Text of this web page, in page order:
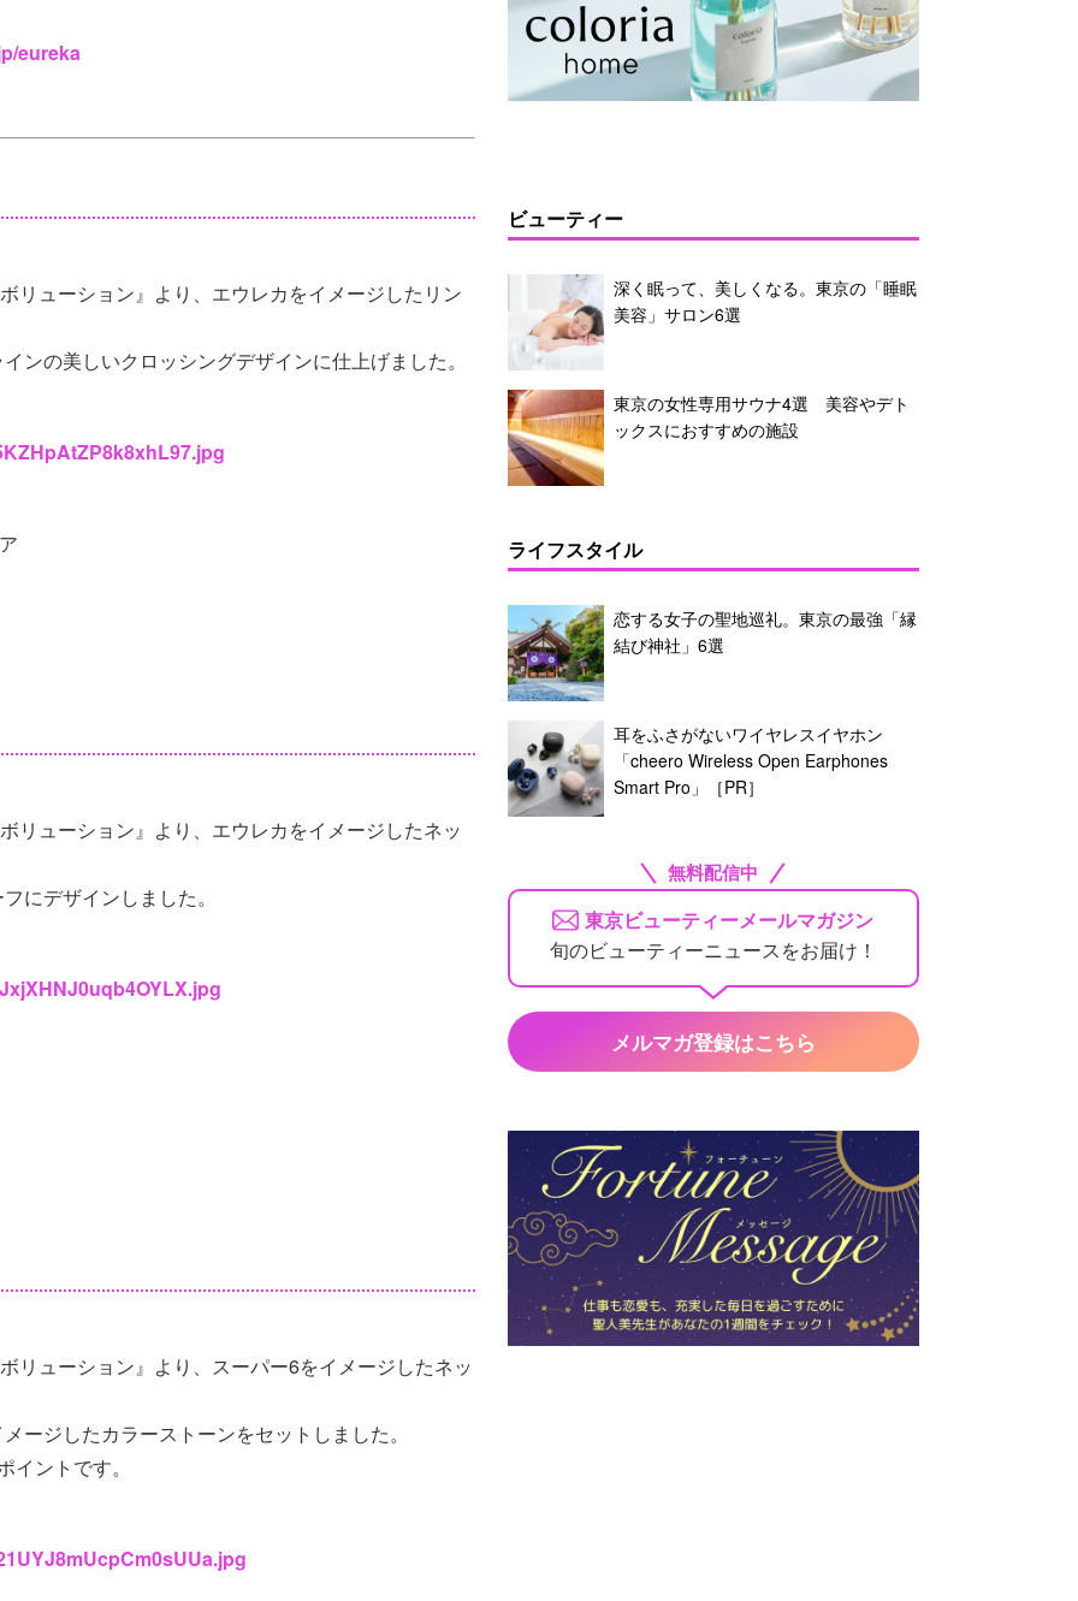
eureka
リューション』より、エウレカをイメージしたリン
ンの美しいクロッシングデザインに仕上げました。
リューション』より、エウレカをイメージしたネッ
にデザインしました。
リューション』より、スーパー6をイメージしたネッ
ージしたカラーストーンをセットしました。
ントです。
ビューティー
深く眠って、美しくなる。東京の「睡眠
美容」サロン6選
東京の女性専用サウナ4選 美容やデト
ックスにおすすめの施設
ライフスタイル
恋する女子の聖地巡礼。東京の最強「縁
結び神社」6選
耳をふさがないワイヤレスイヤホン
「cheero Wireless Open Earphones
Smart Pro」［PR］
無料配信中
東京ビューティーメールマガジン
旬のビューティーニュースをお届け！
メルマガ登録はこちら